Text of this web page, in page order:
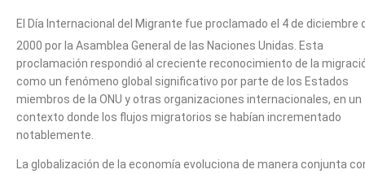
El Día Internacional del Migrante fue proclamado el 4 de diciembre
2000 por la Asamblea General de las Naciones Unidas. Esta
proclamación respondió al creciente reconocimiento de la
como un fenómeno global significativo por parte de los Estados
miembros de la ONU y otras organizaciones internacionales, en un
contexto donde los flujos migratorios se habían incrementado
notablemente.
La globalización de la economía evoluciona de manera conjunta